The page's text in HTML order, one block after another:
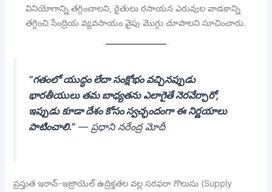
వినియోగాన్ని తగ్గించాలని, రైతులు రసాయన ఎరువుల వాడకాన్ని
తగ్గించి సేంద్రియ వ్యవసాయం వైపు మొగ్గు చూపాలని సూచించారు.
“గతంలో యుద్ధం లేదా సంక్షోభం వచ్చినప్పుడు
భారతీయులు తమ బాధ్యతను ఎలాగైతే నెరవేర్చారో,
ఇప్పుడు కూడా దేశం కోసం స్వచ్ఛందంగా ఈ నిర్ణయాలు
పాటించాలి.” — ప్రధాని నరేంద్ర మోదీ
ప్రస్తుత ఇరాన్-ఇజ్రాయెల్ ఉద్రిక్తతల వల్ల సరఫరా గొలుసు (Supply